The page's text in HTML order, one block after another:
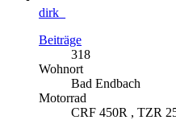
dirk_
Beiträge
318
Wohnort
Bad Endbach
Motorrad
CRF 450R , TZR